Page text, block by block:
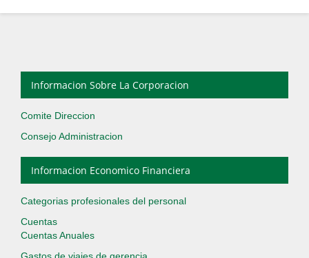
Informacion Sobre La Corporacion
Comite Direccion
Consejo Administracion
Informacion Economico Financiera
Categorias profesionales del personal
Cuentas
Cuentas Anuales